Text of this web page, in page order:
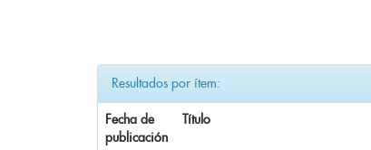
Resultados por ítem:
Fecha de
publicación
Título